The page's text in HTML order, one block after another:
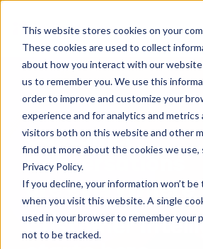
This website stores cookies on your
These cookies are used to collect
about how you interact with our website
us to remember you. We use this
order to improve and customize your
experience and for analytics and metrics
visitors both on this website and other
find out more about the cookies we use,
Privacy Policy.
If you decline, your information won’t be
when you visit this website. A single
used in your browser to remember your
not to be tracked.
AI-DRIVNA KUNDINSIKTER
Customer
Conversations
are everywhere
Customer